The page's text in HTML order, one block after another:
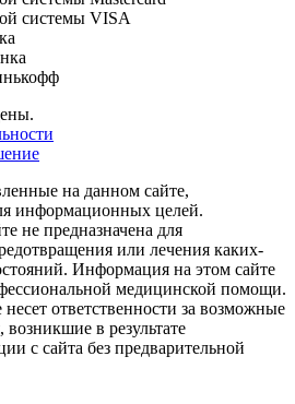
на данном сайте,
информационных целей.
не предназначена для
или лечения каких-
Информация на этом сайте
медицинской помощи.
ответственности за возможные
в результате
с сайта без предварительной